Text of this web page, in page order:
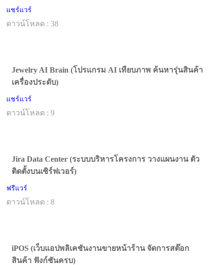
แชร์แวร์
ดาวน์โหลด : 38
Jewelry AI Brain (โปรแกรม AI เทียบภาพ ค้นหารุ่นสินค้า
เครื่องประดับ)
แชร์แวร์
ดาวน์โหลด : 9
Jira Data Center (ระบบบริหารโครงการ วางแผนงาน ตัว
ติดตั้งบนเซิร์ฟเวอร์)
ฟรีแวร์
ดาวน์โหลด : 8
iPOS (เว็บแอปพลิเคชันงานขายหน้าร้าน จัดการสต๊อก
สินค้า ฟังก์ชันครบ)